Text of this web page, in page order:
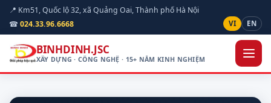
📍 Km51, Quốc lộ 32, xã Quảng Oai, Thành phố Hà Nội
☎ 024.33.96.6668 VI EN
BINHDINH.JSC
XÂY DỰNG · CÔNG NGHỆ · 15+ NĂM KINH NGHIỆM